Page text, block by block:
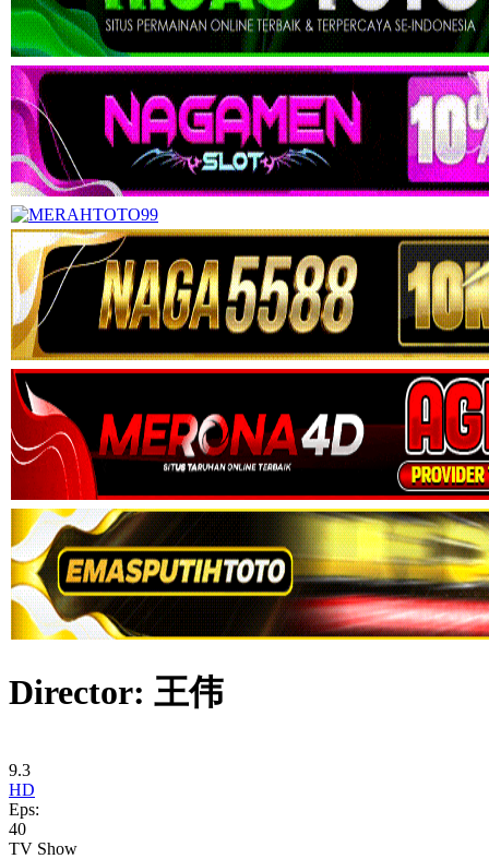
Director: 王伟
9.3
HD
Eps:
40
TV Show